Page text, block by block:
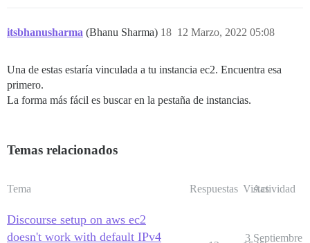
itsbhanusharma (Bhanu Sharma) 12 Marzo, 2022 05:08
18
Una de estas estaría vinculada a tu instancia ec2. Encuentra esa
primero.
La forma más fácil es buscar en la pestaña de instancias.
Temas relacionados
Tema Respuestas Vistas
Actividad
Discourse setup on aws ec2
doesn't work with default IPv4
3 Septiembre